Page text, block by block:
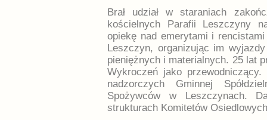
Brał udział w staraniach
kościelnych Parafii Leszczyny
opiekę nad emerytami i
Leszczyn, organizując im
pieniężnych i materialnych. 25 lat
Wykroczeń jako
nadzorczych Gminnej
Spożywców w Leszczynach.
strukturach Komitetów